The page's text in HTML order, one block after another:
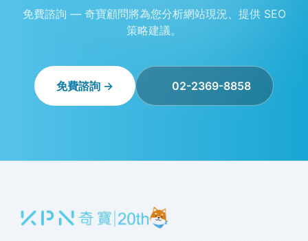
免費諮詢 — 奇寶顧問將為您分析網站現況、提供 SEO
策略建議。
免費諮詢 → 02-2369-8858